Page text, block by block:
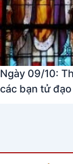
Ngày 09/10:
các bạn tử đạo